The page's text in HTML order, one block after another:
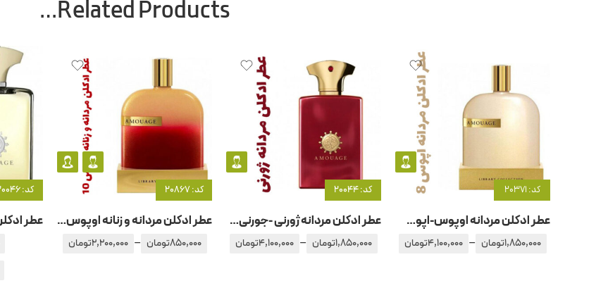
Related Products…
کد: 20371
عطر ادکلن مردانه اوپوس-اپوس 8 آمواج – آمواژ اوپوس
1,850,000تومان –
4,100,000تومان
کد: 20044
عطر ادکلن مردانه ژورنی -جورنی- آمواج – آمواژ
1,850,000تومان –
4,100,000تومان
کد: 20867
عطر ادکلن مردانه و زنانه اوپوس – اپوس ۱0 آمواج – آمواژ
850,000تومان –
2,200,000تومان
کد: 20046